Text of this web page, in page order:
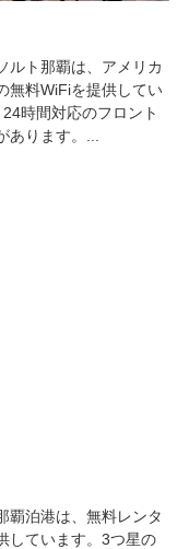
ルト那覇は、アメリカ
無料WiFiを提供してい
時間対応のフロント
ります。...
覇泊港は、無料レンタ
しています。3つ星の